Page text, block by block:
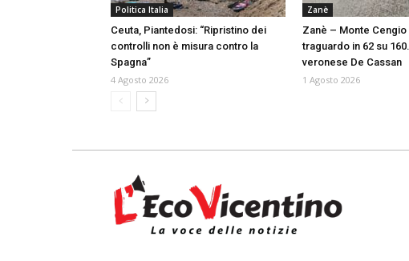
Politica Italia
Ceuta, Piantedosi: “Ripristino dei
controlli non è misura contro la
Spagna”
4 Agosto 2026
Zanè
Zanè – Monte Cengio
traguardo in 62 su
veronese De Cassan
1 Agosto 2026